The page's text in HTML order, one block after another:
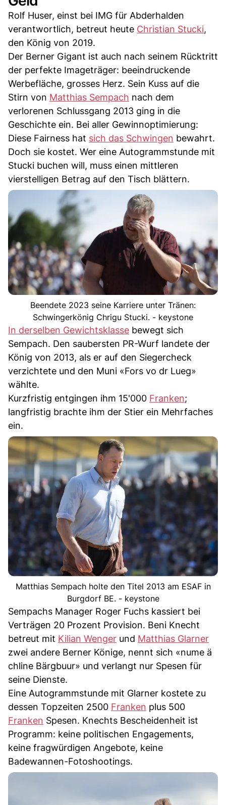
Rolf Huser, einst bei IMG für Abderhalden
verantwortlich, betreut heute Christian Stucki,
den König von 2019.
Der Berner Gigant ist auch nach seinem Rücktritt
der perfekte Imageträger: beeindruckende
Werbefläche, grosses Herz. Sein Kuss auf die
Stirn von Matthias Sempach nach dem
verlorenen Schlussgang 2013 ging in die
Geschichte ein. Bei aller Gewinnoptimierung:
Diese Fairness hat sich das Schwingen bewahrt.
Doch sie kostet. Wer eine Autogrammstunde mit
Stucki buchen will, muss einen mittleren
vierstelligen Betrag auf den Tisch blättern.
Beendete 2023 seine Karriere unter Tränen:
Schwingerkönig Chrigu Stucki. - keystone
In derselben Gewichtsklasse bewegt sich
Sempach. Den saubersten PR-Wurf landete der
König von 2013, als er auf den Siegercheck
verzichtete und den Muni «Fors vo dr Lueg»
wählte.
Kurzfristig entgingen ihm 15'000 Franken;
langfristig brachte ihm der Stier ein Mehrfaches
ein.
Matthias Sempach holte den Titel 2013 am ESAF in
Burgdorf BE. - keystone
Sempachs Manager Roger Fuchs kassiert bei
Verträgen 20 Prozent Provision. Beni Knecht
betreut mit Kilian Wenger und Matthias Glarner
zwei andere Berner Könige, nennt sich «nume ä
chline Bärgbuur» und verlangt nur Spesen für
seine Dienste.
Eine Autogrammstunde mit Glarner kostete zu
dessen Topzeiten 2500 Franken plus 500
Franken Spesen. Knechts Bescheidenheit ist
Programm: keine politischen Engagements,
keine fragwürdigen Angebote, keine
Badewannen-Fotoshootings.